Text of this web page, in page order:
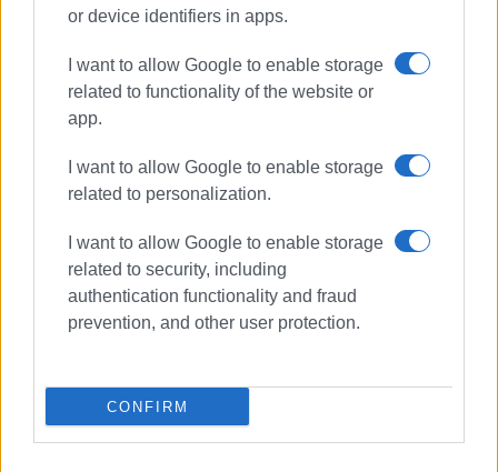
or device identifiers in apps.
I want to allow Google to enable storage
related to functionality of the website or
app.
I want to allow Google to enable storage
related to personalization.
I want to allow Google to enable storage
related to security, including
authentication functionality and fraud
prevention, and other user protection.
CONFIRM
Ενωση Παλαιών Προσκόπων
Πολιτιστικός Σύλλογος Γυναικών
Αχαράβης
Α.Σ. Πήγασος Νότιας Κέρκυρας
Εξωραϊστικός Πολιτιστικός Σύλλογος
Γουβιών
Εταιρεία Κερκυραϊκών Σπουδών
Πολιτιστικός Σύλλογος Αφιώνα